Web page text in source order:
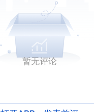
暂无评论